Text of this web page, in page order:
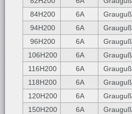
84H200
6A Grauguß
94H200
6A Grauguß
96H200
6A Grauguß
106H200
6A Grauguß
116H200
6A Grauguß
118H200
6A Grauguß
120H200
6A Grauguß
150H200
6A Grauguß